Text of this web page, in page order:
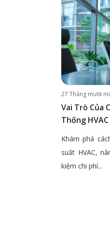
27 Tháng mười
Vai Trò Của
Thống
Khám phá
suất HVAC,
kiệm chi phí...